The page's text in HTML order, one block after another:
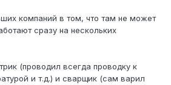
компаний в том, что там не может
сразу на нескольких
(проводил всегда проводку к
и т.д.) и сварщик (сам варил